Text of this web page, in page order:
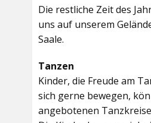
Die restliche Zeit des
uns auf unserem
Saale.
Tanzen
Kinder, die Freude am
sich gerne bewegen,
angebotenen